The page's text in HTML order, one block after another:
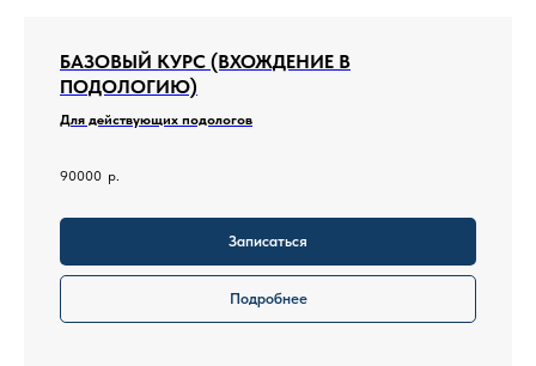
БАЗОВЫЙ КУРС (ВХОЖДЕНИЕ В
ПОДОЛОГИЮ)
Для действующих подологов
90000 р.
Записаться
Подробнее